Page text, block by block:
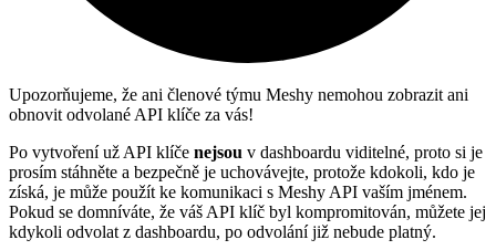
Upozorňujeme, že ani členové týmu Meshy nemohou zobrazit ani
obnovit odvolané API klíče za vás!
Po vytvoření už API klíče nejsou v dashboardu viditelné, proto si je
prosím stáhněte a bezpečně je uchovávejte, protože kdokoli, kdo je
získá, je může použít ke komunikaci s Meshy API vaším jménem.
Pokud se domníváte, že váš API klíč byl kompromitován, můžete jej
kdykoli odvolat z dashboardu, po odvolání již nebude platný.